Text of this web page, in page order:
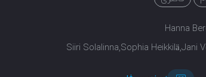
Hanna
Siiri Solalinna,Sophia Heikkilä,Jani